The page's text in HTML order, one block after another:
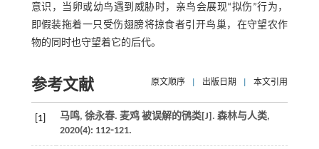
意识，当卵或幼鸟遇到威胁时，亲鸟会展现“拟伤”行为，
即假装拖着一只受伤翅膀将掠食者引开鸟巢，在守望农作
物的同时也守望着它的后代。
参考文献 原文顺序 出版日期 本文引用
[1] 马鸣, 徐永春. 麦鸡 被误解的鸻类[J]. 森林与人类,
2020(4): 112⁃121.